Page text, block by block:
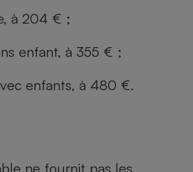
à 204 € ;
enfant, à 355 € ;
enfants, à 480 €.
ne fournit pas les